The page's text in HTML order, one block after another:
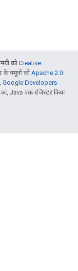
कोCreative
के नमूनों कोApache 2.0
Google Developers
Java एक रजिस्टर किया